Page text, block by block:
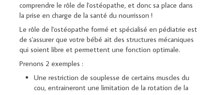
comprendre le rôle de l'ostéopathe, et donc sa place dans
la prise en charge de la santé du nourrisson !
Le rôle de l'ostéopathe formé et spécialisé en pédiatrie est
de s'assurer que votre bébé ait des structures mécaniques
qui soient libre et permettent une fonction optimale.
Prenons 2 exemples :
Une restriction de souplesse de certains muscles du
cou, entraineront une limitation de la rotation de la